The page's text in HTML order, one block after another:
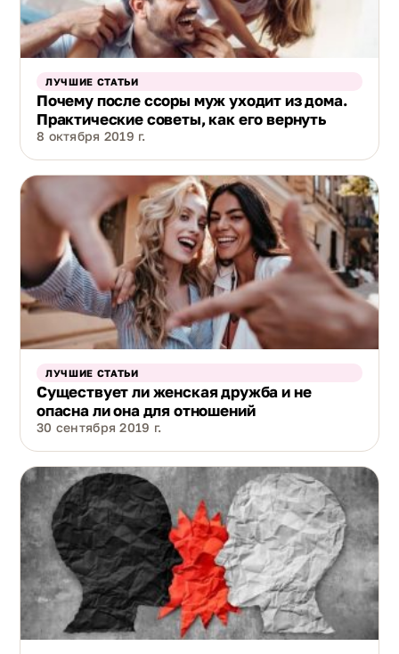
ЛУЧШИЕ СТАТЬИ
Почему после ссоры муж уходит из дома.
Практические советы, как его вернуть
8 октября 2019 г.
ЛУЧШИЕ СТАТЬИ
Существует ли женская дружба и не
опасна ли она для отношений
30 сентября 2019 г.